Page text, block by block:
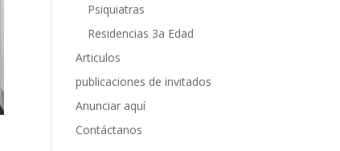
Psiquiatras
Residencias 3a Edad
Articulos
publicaciones de invitados
Anunciar aquí
Contáctanos